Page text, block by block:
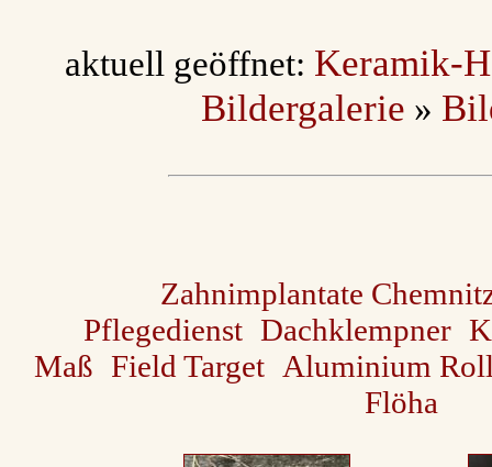
aktuell geöffnet: Keramik-
Bildergalerie »
Zahnimplantate
Pflegedienst Dachklempner
Maß Field Target Aluminium
Flöha